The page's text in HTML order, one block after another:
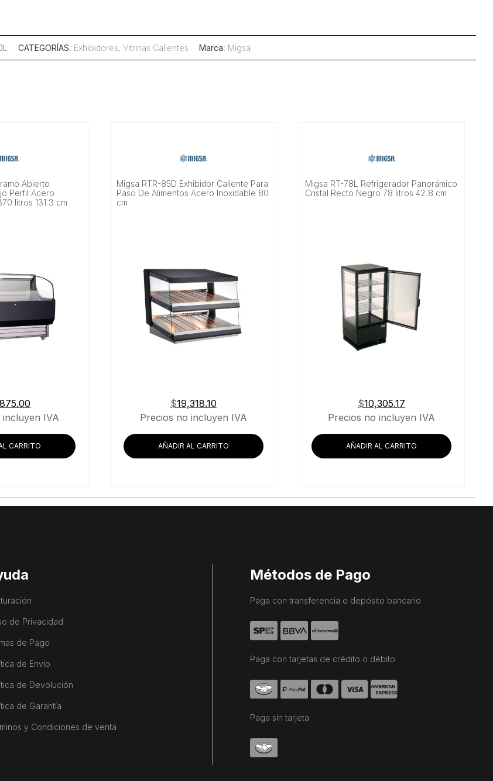
CATEGORÍAS: Exhibidores, Vitrinas Calientes Marca: Migsa
Abierto
Perfil Acero
litros 131.3 cm
IVA
CARRITO
Migsa RTR-85D Exhibidor Caliente Para
Paso De Alimentos Acero Inoxidable 80
cm
$19,318.10
Precios no incluyen IVA
AÑADIR AL CARRITO
Migsa RT-78L Refrigerador Panorámico
Cristal Recto Negro 78 litros 42.8 cm
$10,305.17
Precios no incluyen IVA
AÑADIR AL CARRITO
de Privacidad
de Pago
de Envío
de Devolución
de Garantía
y Condiciones de venta
Métodos de Pago
Paga con transferencia o depósito bancario
Paga con tarjetas de crédito o débito
Paga sin tarjeta